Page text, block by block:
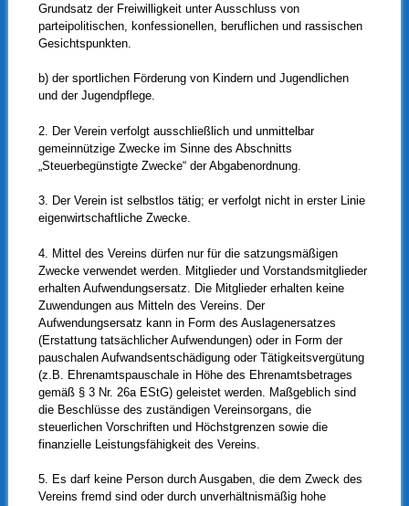
Grundsatz der Freiwilligkeit unter Ausschluss von
parteipolitischen, konfessionellen, beruflichen und rassischen
Gesichtspunkten.
b) der sportlichen Förderung von Kindern und Jugendlichen
und der Jugendpflege.
2. Der Verein verfolgt ausschließlich und unmittelbar
gemeinnützige Zwecke im Sinne des Abschnitts
„Steuerbegünstigte Zwecke“ der Abgabenordnung.
3. Der Verein ist selbstlos tätig; er verfolgt nicht in erster Linie
eigenwirtschaftliche Zwecke.
4. Mittel des Vereins dürfen nur für die satzungsmäßigen
Zwecke verwendet werden. Mitglieder und Vorstandsmitglieder
erhalten Aufwendungsersatz. Die Mitglieder erhalten keine
Zuwendungen aus Mitteln des Vereins. Der
Aufwendungsersatz kann in Form des Auslagenersatzes
(Erstattung tatsächlicher Aufwendungen) oder in Form der
pauschalen Aufwandsentschädigung oder Tätigkeitsvergütung
(z.B. Ehrenamtspauschale in Höhe des Ehrenamtsbetrages
gemäß § 3 Nr. 26a EStG) geleistet werden. Maßgeblich sind
die Beschlüsse des zuständigen Vereinsorgans, die
steuerlichen Vorschriften und Höchstgrenzen sowie die
finanzielle Leistungsfähigkeit des Vereins.
5. Es darf keine Person durch Ausgaben, die dem Zweck des
Vereins fremd sind oder durch unverhältnismäßig hohe